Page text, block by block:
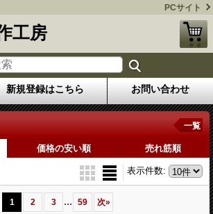
PCサイト
工房
新規登録はこちら お問い合わせ
一覧
価格の安い順 売れ筋順
表示件数:
1 2 3 ... 59 次»